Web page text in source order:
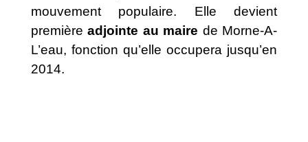
mouvement populaire. Elle devient
première adjointe au maire de Morne-A-
L’eau, fonction qu’elle occupera jusqu’en
2014.